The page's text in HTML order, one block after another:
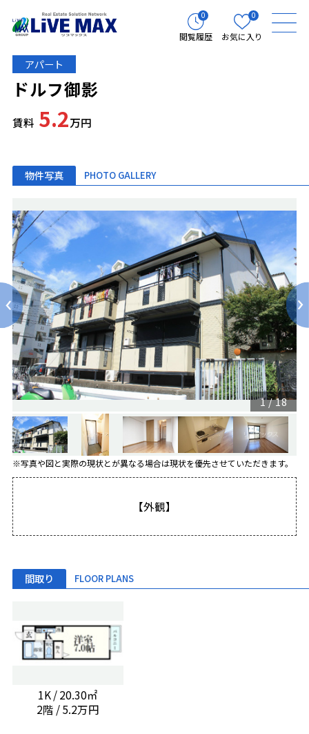
0
閲覧履歴
0
お気に入り
アパート
ドルフ御影
賃料 5.2万円
物件写真 PHOTO GALLERY
1/18
※写真や図と実際の現状とが異なる場合は現状を優先させていただきます。
【外観】
間取り FLOOR PLANS
1K / 20.30㎡
2階 / 5.2万円